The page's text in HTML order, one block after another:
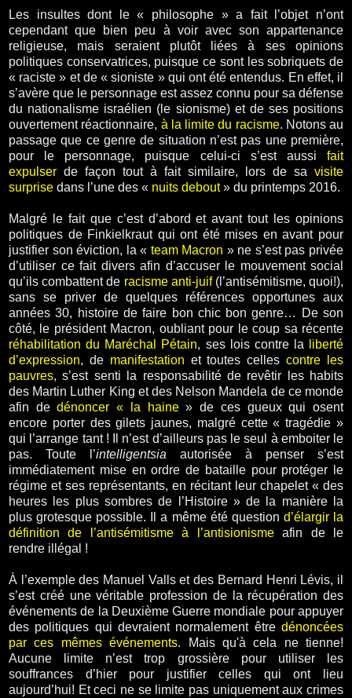
Les insultes dont le « philosophe » a fait l’objet n’ont
cependant que bien peu à voir avec son appartenance
religieuse, mais seraient plutôt liées à ses opinions
politiques conservatrices, puisque ce sont les sobriquets de
« raciste » et de « sioniste » qui ont été entendus. En effet, il
s’avère que le personnage est assez connu pour sa défense
du nationalisme israélien (le sionisme) et de ses positions
ouvertement réactionnaire, à la limite du racisme. Notons au
passage que ce genre de situation n’est pas une première,
pour le personnage, puisque celui-ci s’est aussi fait
expulser de façon tout à fait similaire, lors de sa visite
surprise dans l’une des « nuits debout» du printemps 2016.
Malgré le fait que c’est d’abord et avant tout les opinions
politiques de Finkielkraut qui ont été mises en avant pour
justifier son éviction, la « team Macron » ne s’est pas privée
d’utiliser ce fait divers afin d’accuser le mouvement social
qu’ils combattent de racisme anti-juif(l’antisémitisme, quoi!),
sans se priver de quelques références opportunes aux
années 30, histoire de faire bon chic bon genre… De son
côté, le président Macron, oubliant pour le coup sa récente
réhabilitation du Maréchal Pétain, ses lois contre la
liberté
d’expression, de manifestation et toutes cellescontre les
pauvres, s’est senti la responsabilité de revêtir les habits
des Martin Luther King et des Nelson Mandela de ce monde
afin dedénoncer « la haine» de ces gueux qui osent
encore porter des gilets jaunes, malgré cette « tragédie »
qui l’arrange tant ! Il n’est d’ailleurs pas le seul à emboiter le
pas. Toute l’intelligentsia autorisée à penser s’est
immédiatement mise en ordre de bataille pour protéger le
régime et ses représentants, en récitant leur chapelet « des
heures les plus sombres de l’Histoire » de la manière la
plus grotesque possible. Il a même été question d’élargir la
définition de l’antisémitisme à l’antisionismeafin de le
rendre illégal !
À l’exemple des Manuel Valls et des Bernard Henri Lévis, il
s’est créé une véritable profession de la récupération des
événements de la Deuxième Guerre mondiale pour appuyer
des politiques qui devraient normalement être dénoncées
par ces mêmes événements. Mais qu'à cela ne tienne!
Aucune limite n’est trop grossière pour utiliser les
souffrances d’hier pour justifier celles qui ont lieu
aujourd’hui! Et ceci ne se limite pas uniquement aux crimes